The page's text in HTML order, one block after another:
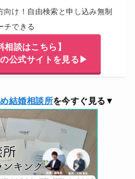
け！自由検索と申し込み無制
チできる
相談はこちら】
公式サイトを見る▶
結婚相談所を今すぐ見る▼